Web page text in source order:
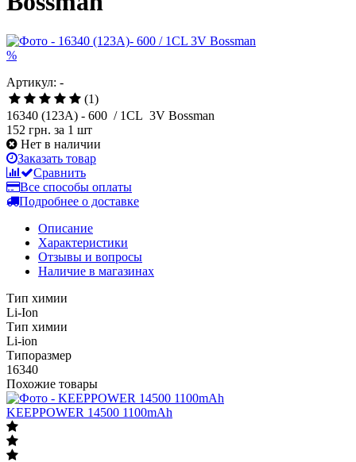
%
Артикул: -
(1)
16340 (123A) - 600 / 1CL 3V Bossman
152 грн. за 1 шт
Нет в наличии
Заказать товар
Сравнить
Все способы оплаты
Подробнее о доставке
Описание
Характеристики
Отзывы и вопросы
Наличие в магазинах
Тип химии
Li-Ion
Тип химии
Li-ion
Типоразмер
16340
Похожие товары
KEEPPOWER 14500 1100mAh